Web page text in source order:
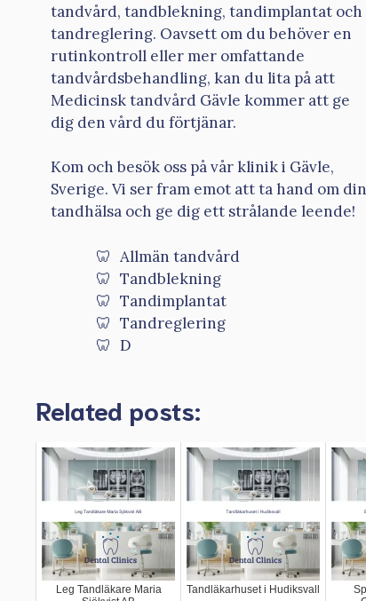
tandvård, tandblekning, tandimplantat och
tandreglering. Oavsett om du behöver en
rutinkontroll eller mer omfattande
tandvårdsbehandling, kan du lita på att
Medicinsk tandvård Gävle kommer att ge
dig den vård du förtjänar.
Kom och besök oss på vår klinik i Gävle,
Sverige. Vi ser fram emot att ta hand om din
tandhälsa och ge dig ett strålande leende!
Allmän tandvård
Tandblekning
Tandimplantat
Tandreglering
D
Related posts:
Leg Tandläkare Maria
Tandläkarhuset i Hudiksvall